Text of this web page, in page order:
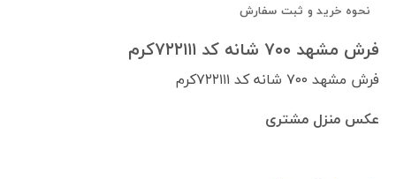
نحوه خرید و ثبت سفارش
فرش مشهد ۷۰۰ شانه کد ۷۲۲۱۱۱کرم
فرش مشهد ۷۰۰ شانه کد ۷۲۲۱۱۱کرم
عکس منزل مشتری